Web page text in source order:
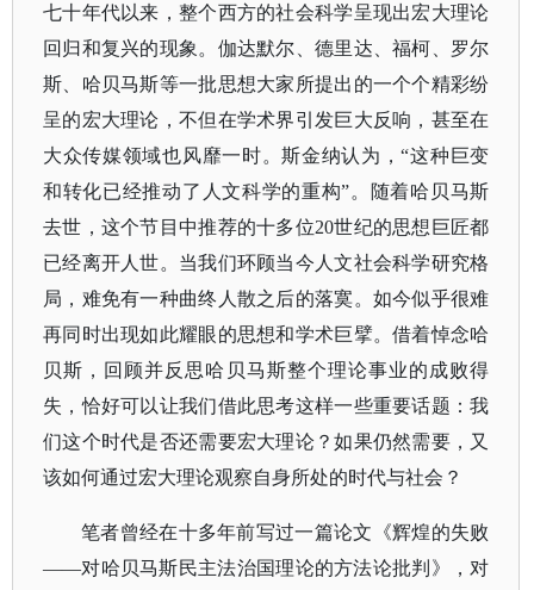
七十年代以来，整个西方的社会科学呈现出宏大理论
回归和复兴的现象。伽达默尔、德里达、福柯、罗尔
斯、哈贝马斯等一批思想大家所提出的一个个精彩纷
呈的宏大理论，不但在学术界引发巨大反响，甚至在
大众传媒领域也风靡一时。斯金纳认为，“这种巨变
和转化已经推动了人文科学的重构”。随着哈贝马斯
去世，这个节目中推荐的十多位20世纪的思想巨匠都
已经离开人世。当我们环顾当今人文社会科学研究格
局，难免有一种曲终人散之后的落寞。如今似乎很难
再同时出现如此耀眼的思想和学术巨擘。借着悼念哈
贝斯，回顾并反思哈贝马斯整个理论事业的成败得
失，恰好可以让我们借此思考这样一些重要话题：我
们这个时代是否还需要宏大理论？如果仍然需要，又
该如何通过宏大理论观察自身所处的时代与社会？
笔者曾经在十多年前写过一篇论文《辉煌的失败
——对哈贝马斯民主法治国理论的方法论批判》，对